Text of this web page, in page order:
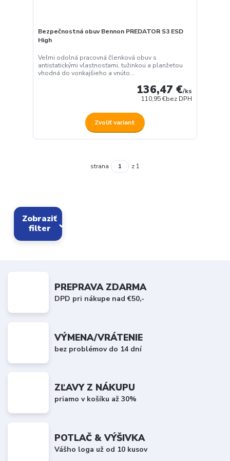
Bezpečnostná obuv Bennon PREDATOR S3 ESD
High
Veľmi odolná pracovná členková obuv s
antistatickými vlastnosťami, tužinkou a planžetou
vhodná do vonkajšieho a vnúto...
136,47 €/ks
110,95 €bez DPH
Zvoliť variant
strana z 1
Zobraziť
filter
PREPRAVA ZDARMA
DPD pri nákupe nad €50,-
VÝMENA/VRÁTENIE
bez problémov do 14 dní
ZĽAVY Z NÁKUPU
priamo v košíku až 30%
POTLAČ & VÝŠIVKA
Vášho loga už od 10 kusov